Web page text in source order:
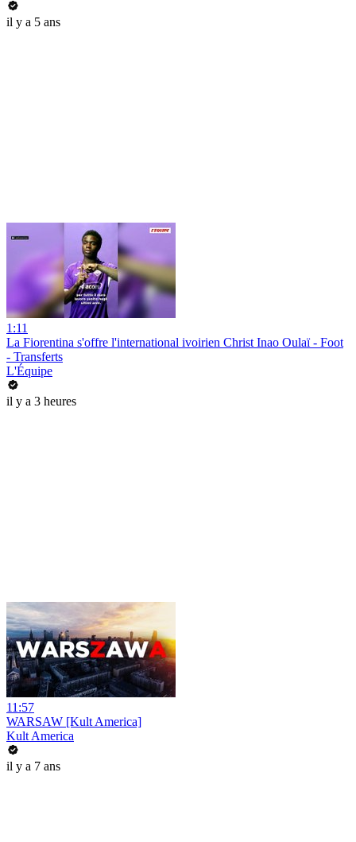
il y a 5 ans
1:11
La Fiorentina s'offre l'international ivoirien Christ Inao Oulaï - Foot
- Transferts
L'Équipe
il y a 3 heures
11:57
WARSAW [Kult America]
Kult America
il y a 7 ans